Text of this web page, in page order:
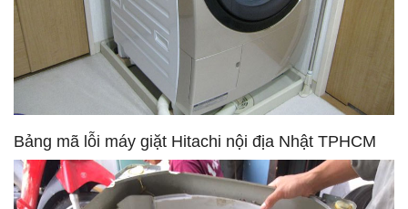
Bảng mã lỗi máy giặt Hitachi nội địa Nhật TPHCM